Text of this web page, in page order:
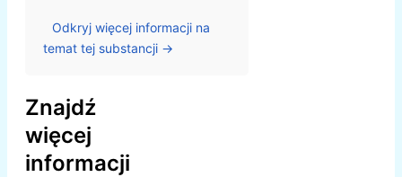
Odkryj więcej informacji na
temat tej substancji →
Znajdź
więcej
informacji